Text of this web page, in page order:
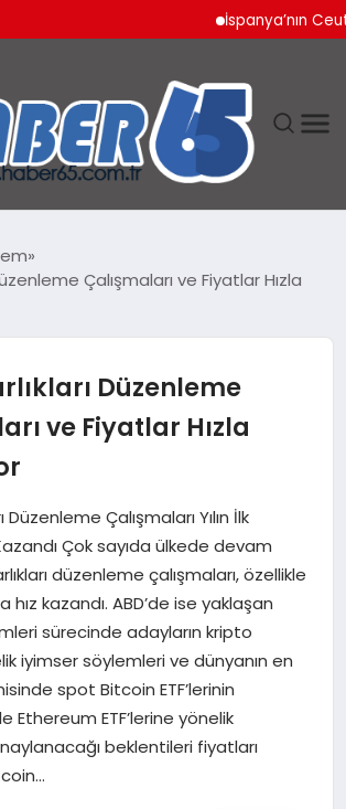
İspanya’nın Ceuta
Çalışmaları ve Fiyatlar Hızla
Düzenleme
ve Fiyatlar Hızla
Düzenleme Çalışmaları Yılın İlk
Çok sayıda ülkede devam
düzenleme çalışmaları, özellikle
hız kazandı. ABD’de ise yaklaşan
sürecinde adayların kripto
iyimser söylemleri ve dünyanın en
spot Bitcoin ETF’lerinin
Ethereum ETF’lerine yönelik
beklentileri fiyatları